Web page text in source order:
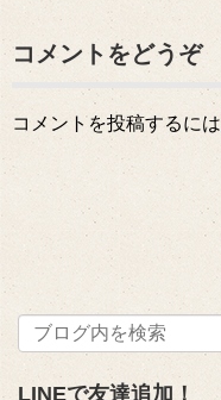
コメントをどうぞ
コメントを投稿するには
LINEで友達追加！